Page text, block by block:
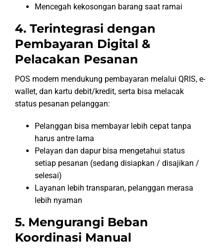
Mencegah kekosongan barang saat ramai
4. Terintegrasi dengan
Pembayaran Digital &
Pelacakan Pesanan
POS modern mendukung pembayaran melalui QRIS, e-
wallet, dan kartu debit/kredit, serta bisa melacak
status pesanan pelanggan:
Pelanggan bisa membayar lebih cepat tanpa
harus antre lama
Pelayan dan dapur bisa mengetahui status
setiap pesanan (sedang disiapkan / disajikan /
selesai)
Layanan lebih transparan, pelanggan merasa
lebih nyaman
5. Mengurangi Beban
Koordinasi Manual